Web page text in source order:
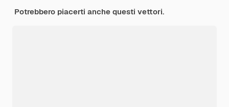
Potrebbero piacerti anche questi vettori.